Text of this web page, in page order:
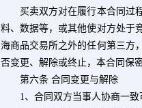
买卖双方对在履行本合同过程
料、数据等，或其他使对方处于
海商品交易所之外的任何第三方
否变更、解除或终止，本合同保
第六条 合同变更与解除
1、合同双方当事人协商一